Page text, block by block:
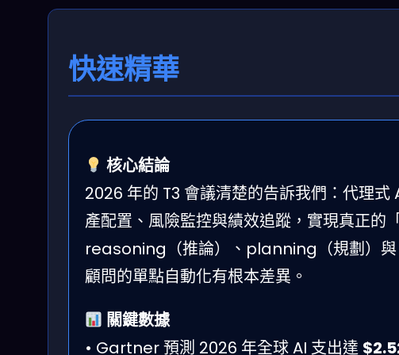
快速精華
核心結論
2026 年的 T3 會議清楚的告訴我們：代理
產配置、風險監控與績效追蹤，實現真正的
reasoning（推論）、planning（規劃）與
顧問的單點自動化有根本差異。
關鍵數據
• Gartner 預測 2026 年全球 AI 支出達